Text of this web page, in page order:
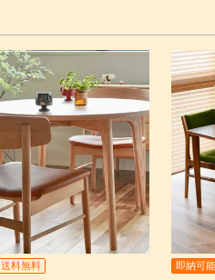
送料無料 即納可能